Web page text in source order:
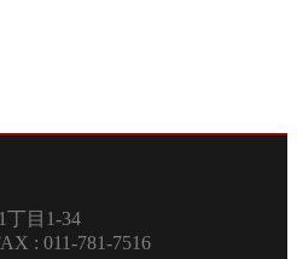
来3条1丁目1-34
: 011-781-7516